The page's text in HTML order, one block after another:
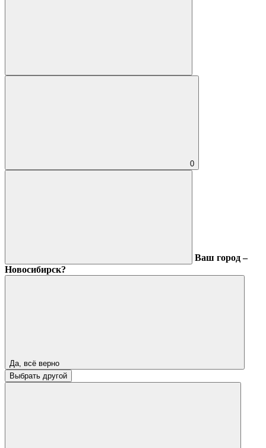
0
Ваш город –
Новосибирск?
Да, всё верно
Выбрать другой